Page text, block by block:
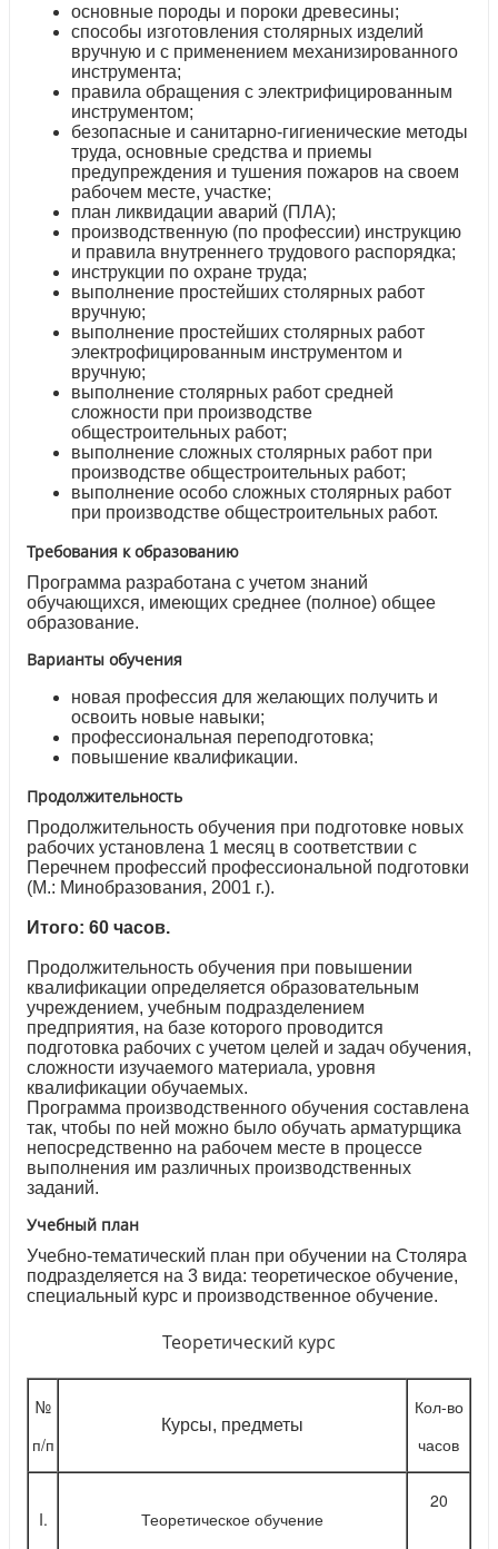
основные породы и пороки древесины;
способы изготовления столярных изделий
вручную и с применением механизированного
инструмента;
правила обращения с электрифицированным
инструментом;
безопасные и санитарно-гигиенические методы
труда, основные средства и приемы
предупреждения и тушения пожаров на своем
рабочем месте, участке;
план ликвидации аварий (ПЛА);
производственную (по профессии) инструкцию
и правила внутреннего трудового распорядка;
инструкции по охране труда;
выполнение простейших столярных работ
вручную;
выполнение простейших столярных работ
электрофицированным инструментом и
вручную;
выполнение столярных работ средней
сложности при производстве
общестроительных работ;
выполнение сложных столярных работ при
производстве общестроительных работ;
выполнение особо сложных столярных работ
при производстве общестроительных работ.
Требования к образованию
Программа разработана с учетом знаний
обучающихся, имеющих среднее (полное) общее
образование.
Варианты обучения
новая профессия для желающих получить и
освоить новые навыки;
профессиональная переподготовка;
повышение квалификации.
Продолжительность
Продолжительность обучения при подготовке новых
рабочих установлена 1 месяц в соответствии с
Перечнем профессий профессиональной подготовки
(М.: Минобразования, 2001 г.).
Итого: 60 часов.
Продолжительность обучения при повышении
квалификации определяется образовательным
учреждением, учебным подразделением
предприятия, на базе которого проводится
подготовка рабочих с учетом целей и задач обучения,
сложности изучаемого материала, уровня
квалификации обучаемых.
Программа производственного обучения составлена
так, чтобы по ней можно было обучать арматурщика
непосредственно на рабочем месте в процессе
выполнения им различных производственных
заданий.
Учебный план
Учебно-тематический план при обучении на Столяра
подразделяется на 3 вида: теоретическое обучение,
специальный курс и производственное обучение.
Теоретический курс
№
п/п
Курсы, предметы
Кол-во
часов
I. Теоретическое обучение
20